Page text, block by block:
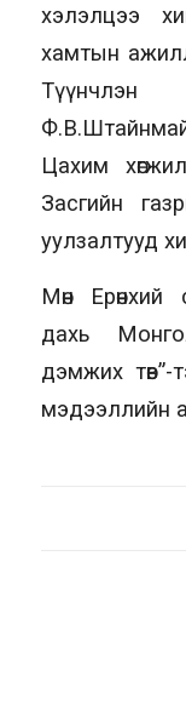
хэлэлцээ
хамтын
Түүнчлэн
Цахим
Засгийн
уулзалтууд
Мөн
дахь
дэмжих
мэдээллийн